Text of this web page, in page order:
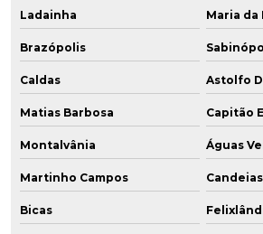
Ladainha Maria da
Brazópolis
Caldas Astolfo
Matias Barbosa Capitão
Montalvânia Águas
Martinho Campos Candeias
Bicas